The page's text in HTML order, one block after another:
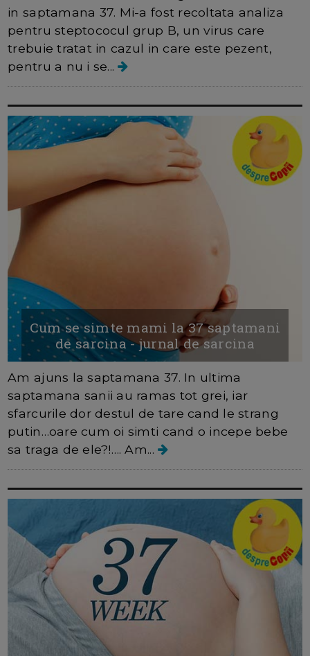
in saptamana 37. Mi-a fost recoltata analiza
pentru steptococul grup B, un virus care
trebuie tratat in cazul in care este pezent,
pentru a nu i se...
Cum se simte mami la 37 saptamani
de sarcina - jurnal de sarcina
Am ajuns la saptamana 37. In ultima
saptamana sanii au ramas tot grei, iar
sfarcurile dor destul de tare cand le strang
putin…oare cum oi simti cand o incepe bebe
sa traga de ele?!…. Am...